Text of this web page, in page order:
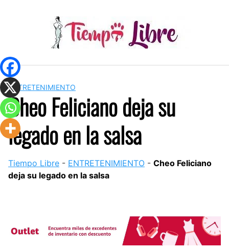
ENTRETENIMIENTO
Cheo Feliciano deja su
legado en la salsa
Tiempo Libre - ENTRETENIMIENTO - Cheo Feliciano
deja su legado en la salsa